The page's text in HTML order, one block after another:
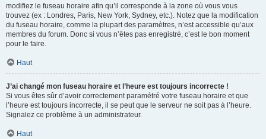
modifiez le fuseau horaire afin qu’il corresponde à la zone où vous vous
trouvez (ex : Londres, Paris, New York, Sydney, etc.). Notez que la modification
du fuseau horaire, comme la plupart des paramètres, n’est accessible qu’aux
membres du forum. Donc si vous n’êtes pas enregistré, c’est le bon moment
pour le faire.
Haut
J’ai changé mon fuseau horaire et l’heure est toujours incorrecte !
Si vous êtes sûr d’avoir correctement paramétré votre fuseau horaire et que
l’heure est toujours incorrecte, il se peut que le serveur ne soit pas à l’heure.
Signalez ce problème à un administrateur.
Haut